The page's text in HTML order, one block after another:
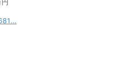
…